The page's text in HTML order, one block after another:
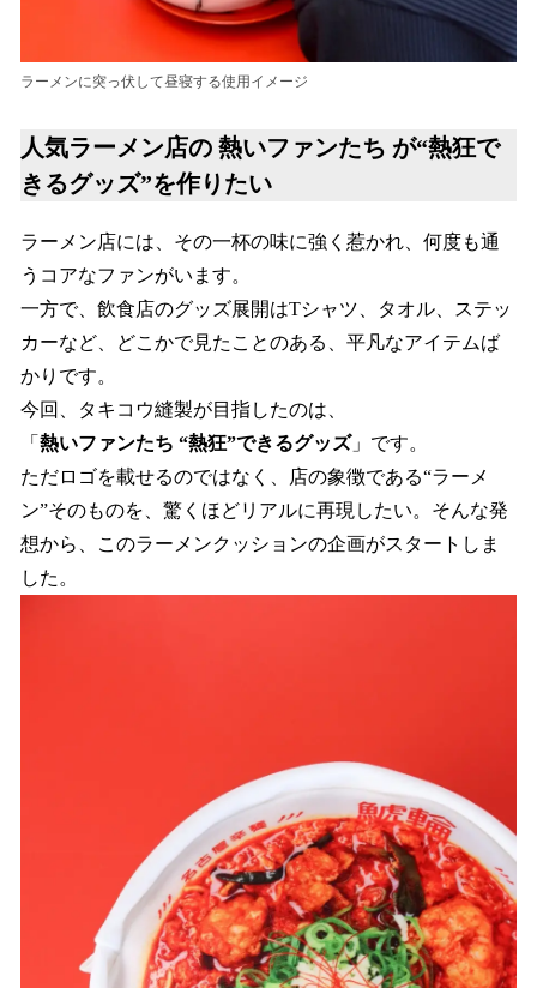
ラーメンに突っ伏して昼寝する使用イメージ
人気ラーメン店の 熱いファンたち が“熱狂で
きるグッズ”を作りたい
ラーメン店には、その一杯の味に強く惹かれ、何度も通
うコアなファンがいます。
一方で、飲食店のグッズ展開はTシャツ、タオル、ステッ
カーなど、どこかで見たことのある、平凡なアイテムば
かりです。
今回、タキコウ縫製が目指したのは、
「 熱いファンたち “熱狂”できるグッズ」です。
ただロゴを載せるのではなく、店の象徴である“ラーメ
ン”そのものを、驚くほどリアルに再現したい。そんな発
想から、このラーメンクッションの企画がスタートしま
した。